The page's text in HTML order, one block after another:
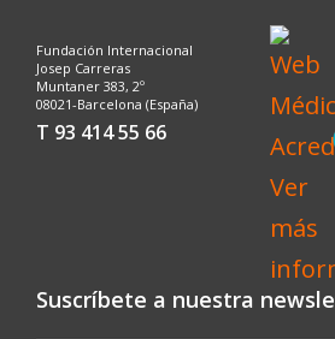
Fundación Internacional
Josep Carreras
Muntaner 383, 2º
08021-Barcelona (España)
T 93 414 55 66
Suscríbete a nuestra